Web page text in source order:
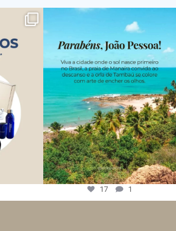
17 1